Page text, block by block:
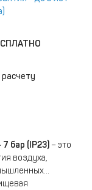
бар (IP23) – это
воздуха,